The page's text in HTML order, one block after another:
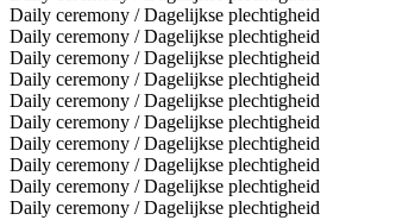
Daily ceremony / Dagelijkse plechtigheid
Daily ceremony / Dagelijkse plechtigheid
Daily ceremony / Dagelijkse plechtigheid
Daily ceremony / Dagelijkse plechtigheid
Daily ceremony / Dagelijkse plechtigheid
Daily ceremony / Dagelijkse plechtigheid
Daily ceremony / Dagelijkse plechtigheid
Daily ceremony / Dagelijkse plechtigheid
Daily ceremony / Dagelijkse plechtigheid
Daily ceremony / Dagelijkse plechtigheid